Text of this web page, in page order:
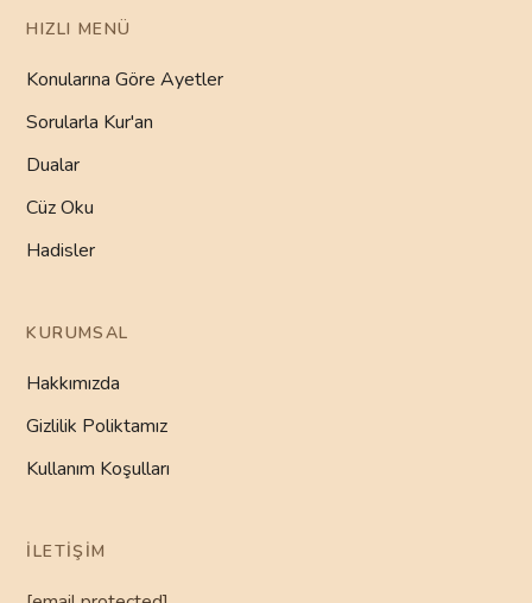
HIZLI MENÜ
Konularına Göre Ayetler
Sorularla Kur'an
Dualar
Cüz Oku
Hadisler
KURUMSAL
Hakkımızda
Gizlilik Poliktamız
Kullanım Koşulları
İLETIŞIM